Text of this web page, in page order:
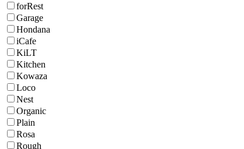
forRest
Garage
Hondana
iCafe
KiLT
Kitchen
Kowaza
Loco
Nest
Organic
Plain
Rosa
Rough